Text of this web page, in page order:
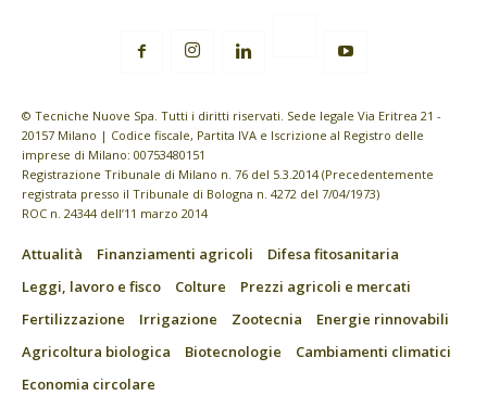
© Tecniche Nuove Spa. Tutti i diritti riservati. Sede legale Via Eritrea 21 -
20157 Milano | Codice fiscale, Partita IVA e Iscrizione al Registro delle
imprese di Milano: 00753480151
Registrazione Tribunale di Milano n. 76 del 5.3.2014 (Precedentemente
registrata presso il Tribunale di Bologna n. 4272 del 7/04/1973)
ROC n. 24344 dell’11 marzo 2014
Attualità Finanziamenti agricoli
Difesa fitosanitaria
Leggi, lavoro e fisco
Colture
Prezzi agricoli e mercati
Fertilizzazione
Irrigazione Zootecnia
Energie rinnovabili
Agricoltura biologica
Biotecnologie
Cambiamenti climatici
Economia circolare